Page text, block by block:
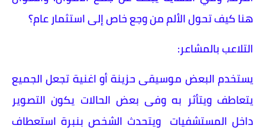
هنا كيف تحول الألم من وجع خاص إلى استثمار عام؟
التلاعب بالمشاعر:
يستخدم البعض موسيقى حزينة أو اغنية تجعل الجميع
يتعاطف ويتأثر به وفى بعض الحالات يكون التصوير
داخل المستشفيات ويتحدث الشخص بنبرة استعطاف